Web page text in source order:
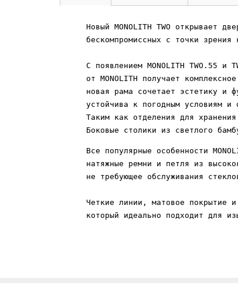
Новый MONOLITH TWO открывает
бескомпромиссных с точки зрения
С появлением MONOLITH TWO.55 и
от MONOLITH получает
новая рама сочетает эстетику и
устойчива к погодным условиям и
Таким как отделения для
Боковые столики из светлого
Все популярные особенности
натяжные ремни и петля из
не требующее обслуживания
Четкие линии, матовое покрытие
который идеально подходит для